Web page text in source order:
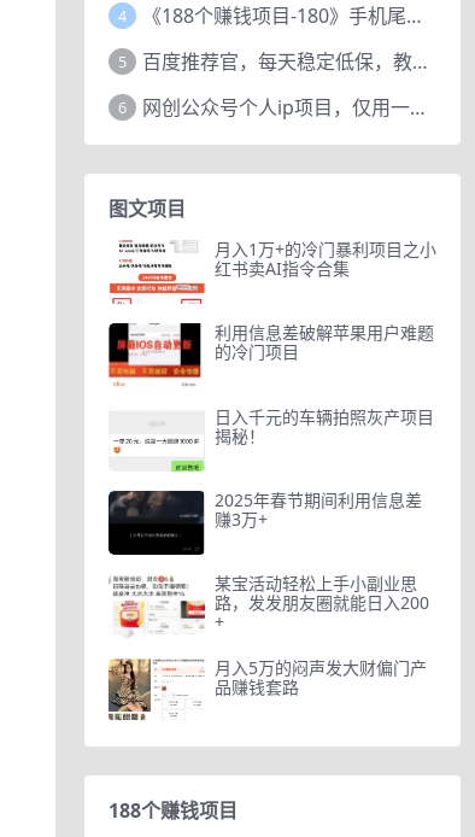
4 《188个赚钱项目-180》手机尾号测试评分项目，短视频直播日赚200+
5 百度推荐官，每天稳定低保，教程赠上
6 网创公众号个人ip项目，仅用一篇文章做到全网引流！
图文项目
月入1万+的冷门暴利项目之小
红书卖AI指令合集
利用信息差破解苹果用户难题
的冷门项目
日入千元的车辆拍照灰产项目
揭秘！
2025年春节期间利用信息差
赚3万+
某宝活动轻松上手小副业思
路，发发朋友圈就能日入200
+
月入5万的闷声发大财偏门产
品赚钱套路
188个赚钱项目